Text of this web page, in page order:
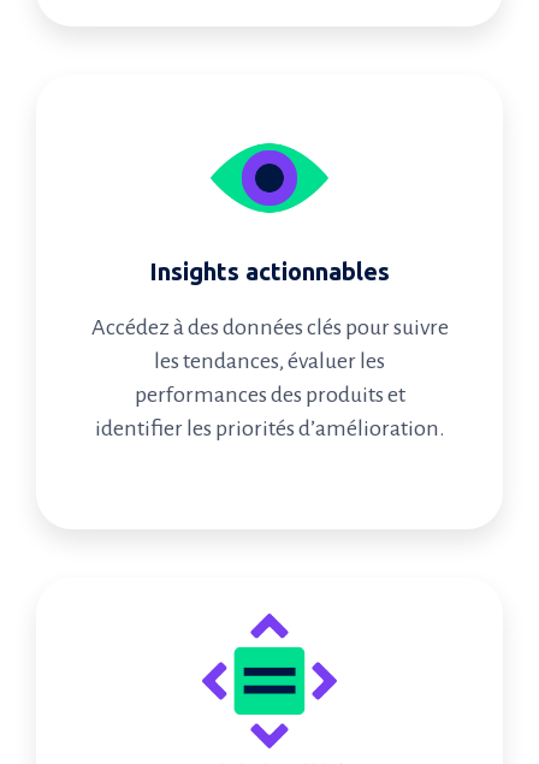
Insights actionnables
Accédez à des données clés pour suivre
les tendances, évaluer les
performances des produits et
identifier les priorités d’amélioration.